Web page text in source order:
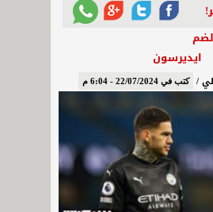
لضم
ايديرسون
/ كتب في 22/07/2024 - 6:04 م